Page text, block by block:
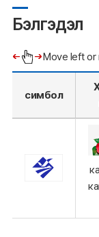
Бэлгэдэл
Move left or
симбол